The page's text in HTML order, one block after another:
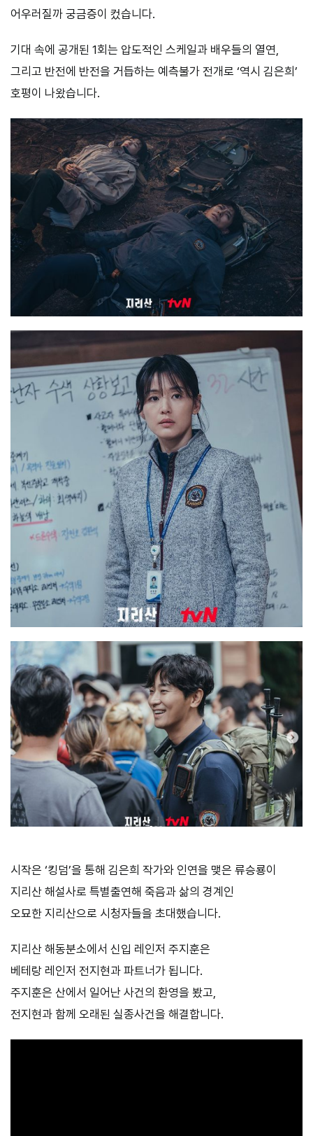
어우러질까 궁금증이 컸습니다.
기대 속에 공개된 1회는 압도적인 스케일과 배우들의 열연,
그리고 반전에 반전을 거듭하는 예측불가 전개로 ‘역시 김은희’
호평이 나왔습니다.
시작은 ‘킹덤’을 통해 김은희 작가와 인연을 맺은 류승룡이
지리산 해설사로 특별출연해 죽음과 삶의 경계인
오묘한 지리산으로 시청자들을 초대했습니다.
지리산 해동분소에서 신입 레인저 주지훈은
베테랑 레인저 전지현과 파트너가 됩니다.
주지훈은 산에서 일어난 사건의 환영을 봤고,
전지현과 함께 오래된 실종사건을 해결합니다.